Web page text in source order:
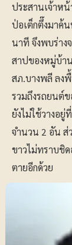
ประสานเจ้าห
ป่อเต็กตึ๊งมาค้
นาที จึงพบร่าง
สาปของหมู่บ้า
สภ.บางพลี ลง
รวมถึงรถยนต์
ยังไม่ใช้วางอ
จำนวน 2 อัน ส่
ขาวไม่ทราบชิด
ตายอีกด้วย